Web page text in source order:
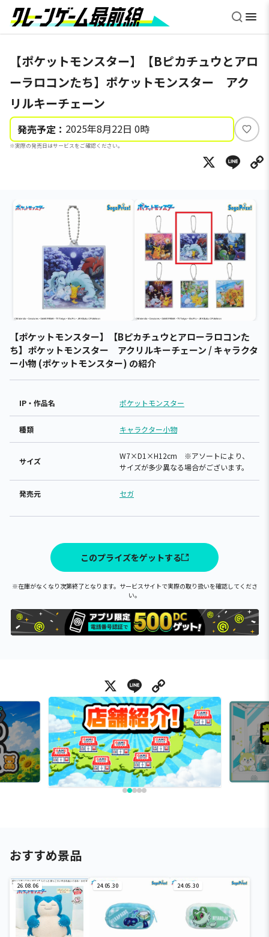
【ポケットモンスター】【Bピカチュウとアロ
ーラロコンたち】ポケットモンスター アク
リルキーチェーン
発売予定： 2025年8月22日 0時
※実際の発売日はサービスをご確認ください。
い
ね
X
【ポケットモンスター】【Bピカチュウとアローラロコンた
ち】ポケットモンスター アクリルキーチェーン / キャラクタ
ー小物 (ポケットモンスター) の紹介
IP・作品名 ポケットモンスター
種類 キャラクター小物
サイズ
W7×D1×H12cm ※アソートにより、
サイズが多少異なる場合がございます。
発売元 セガ
このプライズをゲットする
※在庫がなくなり次第終了となります。サービスサイトで実際の取り扱いを確認してくださ
い。
X Line
おすすめ景品
26.08.06 24.05.30 24.05.30